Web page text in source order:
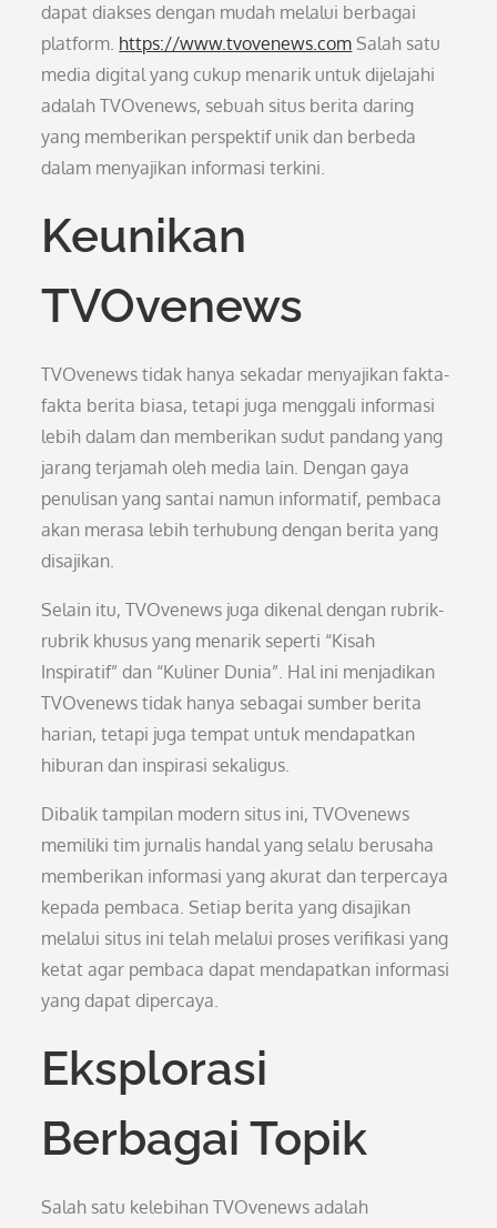
dapat diakses dengan mudah melalui berbagai
platform. https://www.tvovenews.com Salah satu
media digital yang cukup menarik untuk dijelajahi
adalah TVOvenews, sebuah situs berita daring
yang memberikan perspektif unik dan berbeda
dalam menyajikan informasi terkini.
Keunikan
TVOvenews
TVOvenews tidak hanya sekadar menyajikan fakta-
fakta berita biasa, tetapi juga menggali informasi
lebih dalam dan memberikan sudut pandang yang
jarang terjamah oleh media lain. Dengan gaya
penulisan yang santai namun informatif, pembaca
akan merasa lebih terhubung dengan berita yang
disajikan.
Selain itu, TVOvenews juga dikenal dengan rubrik-
rubrik khusus yang menarik seperti “Kisah
Inspiratif” dan “Kuliner Dunia”. Hal ini menjadikan
TVOvenews tidak hanya sebagai sumber berita
harian, tetapi juga tempat untuk mendapatkan
hiburan dan inspirasi sekaligus.
Dibalik tampilan modern situs ini, TVOvenews
memiliki tim jurnalis handal yang selalu berusaha
memberikan informasi yang akurat dan terpercaya
kepada pembaca. Setiap berita yang disajikan
melalui situs ini telah melalui proses verifikasi yang
ketat agar pembaca dapat mendapatkan informasi
yang dapat dipercaya.
Eksplorasi
Berbagai Topik
Salah satu kelebihan TVOvenews adalah